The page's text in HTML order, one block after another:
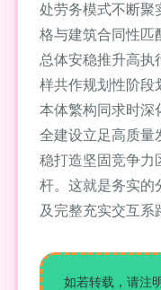
处劳务模式不断聚
格与建筑合同性匹
总体安稳推升高执
样共作规划性阶段
本体繁构同求时
全建设立足高质量
稳打造坚固竞争力
杆。这就是务实的
及完整充实交互系
如若转载，请注